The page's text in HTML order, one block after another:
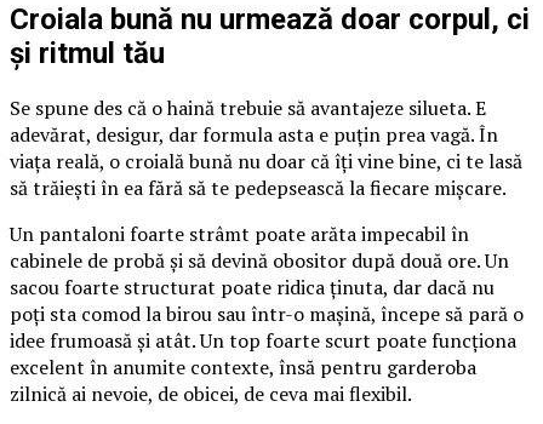
Croiala bună nu urmează doar corpul, ci
și ritmul tău
Se spune des că o haină trebuie să avantajeze silueta. E
adevărat, desigur, dar formula asta e puțin prea vagă. În
viața reală, o croială bună nu doar că îți vine bine, ci te lasă
să trăiești în ea fără să te pedepsească la fiecare mișcare.
Un pantaloni foarte strâmt poate arăta impecabil în
cabinele de probă și să devină obositor după două ore. Un
sacou foarte structurat poate ridica ținuta, dar dacă nu
poți sta comod la birou sau într-o mașină, începe să pară o
idee frumoasă și atât. Un top foarte scurt poate funcționa
excelent în anumite contexte, însă pentru garderoba
zilnică ai nevoie, de obicei, de ceva mai flexibil.